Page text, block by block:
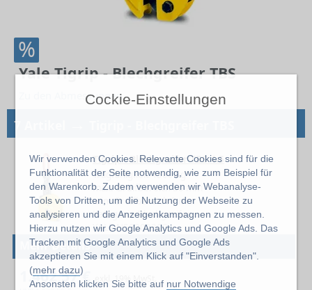
Cockie-Einstellungen
Wir verwenden Cookies. Relevante Cookies sind für die
Funktionalität der Seite notwendig, wie zum Beispiel für
den Warenkorb. Zudem verwenden wir Webanalyse-
Tools von Dritten, um die Nutzung der Webseite zu
analysieren und die Anzeigenkampagnen zu messen.
Hierzu nutzen wir Google Analytics und Google Ads. Das
Tracken mit Google Analytics und Google Ads
akzeptieren Sie mit einem Klick auf "Einverstanden".
(mehr dazu)
Ansonsten klicken Sie bitte auf nur Notwendige
%
Yale Tigrip - Blechgreifer TBS
Zu den Abmessungen
7 Artikel
Tigrip - Blechgreifer TBS 4.5
Tragfähigkeit 4500 kg
max. Greifbereich 50 mm
min. Greifbereich 0 mm
Kategorie Blechgreifer
YALE-N50200309
Mehr Details
1.462,57 € exkl. 19% MwSt.